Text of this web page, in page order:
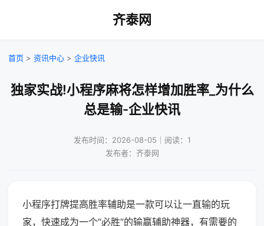
齐泰网
首页 > 资讯中心 > 企业快讯
独家实战!小程序麻将怎样增加胜率_为什么
总是输-企业快讯
发布时间：2026-08-05｜阅读：1
发布者：齐泰网
小程序打牌提高胜率辅助是一款可以让一直输的玩
家，快速成为一个“必胜”的输赢辅助神器，有需要的